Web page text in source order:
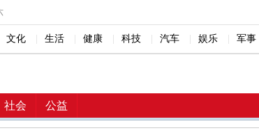
文化 生活 健康 科技 汽车 娱乐 军事
社会 公益